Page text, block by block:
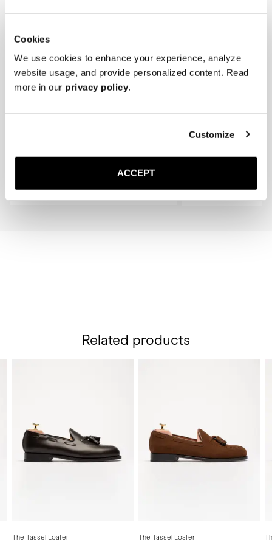
Cookies
We use cookies to enhance your experience, analyze
website usage, and provide personalized content. Read
more in our privacy policy.
Customize
ACCEPT
Tragegefühl.
Sonnenlicht auf.
The Sock
20 EUR
Related products
The Tassel Loafer
The Tassel Loafer